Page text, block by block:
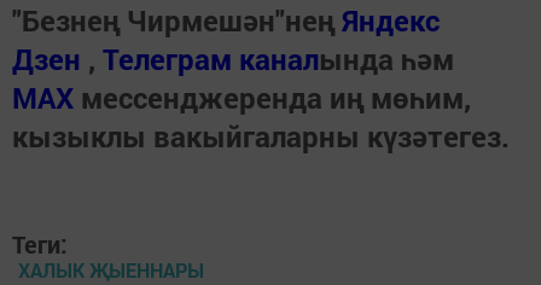
"Безнең Чирмешән"неңЯндекс
Дзен , Телеграм каналында һәм
МАХ мессенджеренда иң мөһим,
кызыклы вакыйгаларны күзәтегез.
Теги:
ХАЛЫК ҖЫЕННАРЫ